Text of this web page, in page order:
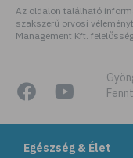
Egészség & Élet
#
# kézmosás
#
# bőrápolás
# izlandi zuzmó
Az oldalon található
szakszerű orvosi
Management Kft.